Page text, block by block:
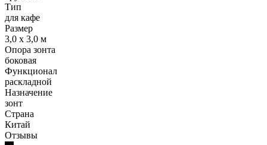
Тип
для кафе
Размер
3,0 х 3,0 м
Опора зонта
боковая
Функционал
раскладной
Назначение
зонт
Страна
Китай
Отзывы